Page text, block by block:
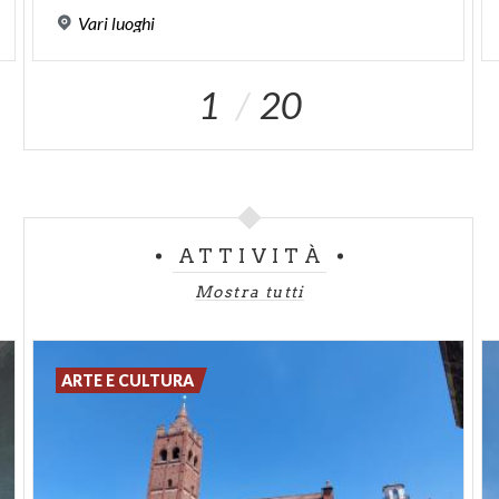
della statua del Battista, mentre l'originale
trecentesco in rame sbalzato è conservato nel
museo. Alle spalle del Battista, si individuano alcuni
: la Chioccia con sette pulcini, la
Croce del Regno e la piccola Tazza di zaffiro. Scopri
Monza
L'interno è a croce latina, con tre navate. I pilastri
che separano le navate sono a sezione ottagonale,
con capitelli figurati che rappresentano fiere, aquile,
telamoni, grifi, sirene e centauri; mentre i
semicapitelli dell'arcone trasverso rappresentano
Vari luoghi
1 20
ATTIVITÀ
Mostra tutti
ARTE E CULTURA